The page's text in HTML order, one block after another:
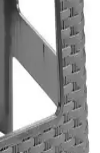
en uygun paspası
Tekerlekli Plastik
Çözümü
dolap, dayanıklı
ofislerde düzen sağlar,
Hortum Şerit
Aydınlatma